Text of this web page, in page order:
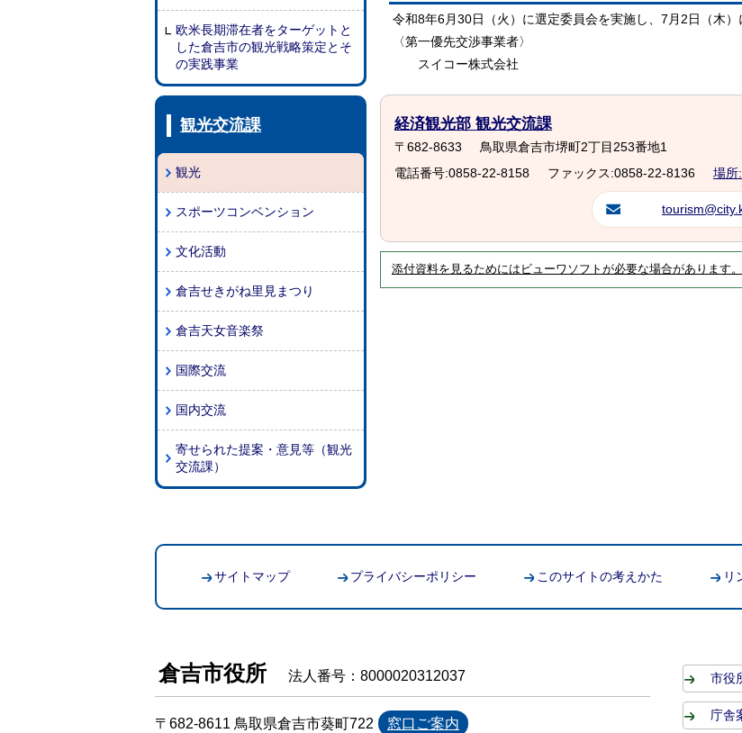
欧米長期滞在者をターゲットと
した倉吉市の観光戦略策定とそ
の実践事業
観光交流課
観光
スポーツコンベンション
文化活動
倉吉せきがね里見まつり
倉吉天女音楽祭
国際交流
国内交流
寄せられた提案・意見等（観光
交流課）
令和8年6月30日（火）に選定委員会を実施し、7月2日（木
〈第一優先交渉事業者〉
スイコー株式会社
経済観光部 観光交流課
〒682-8633
鳥取県倉吉市堺町2丁目253番地1
電話番号:0858-22-8158
ファックス:0858-22-8136 場所
添付資料を見るためにはビューワソフトが必要な場合があります
サイトマップ プライバシーポリシー このサイトの考えかた リ
倉吉市役所 法人番号：8000020312037
〒682-8611 鳥取県倉吉市葵町722 窓口ご案内
市役
庁舎